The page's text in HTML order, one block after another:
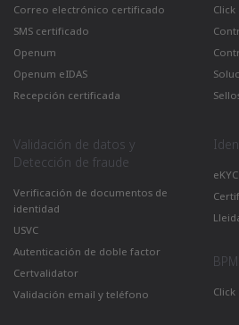
Correo electrónico certificado
SMS certificado
Openum
Openum eIDAS
Recepción certificada
Click
Validación de datos y
Detección de fraude
Verificación de documentos de
identidad
USVC
Autenticación de doble factor
Certvalidator
Validación email y teléfono
BPM